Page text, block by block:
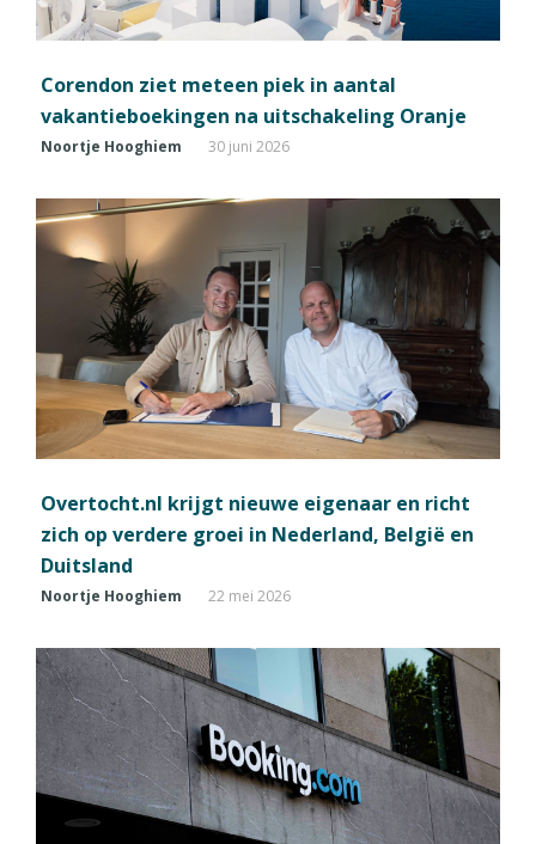
Corendon ziet meteen piek in aantal
vakantieboekingen na uitschakeling Oranje
Noortje Hooghiem 30 juni 2026
Overtocht.nl krijgt nieuwe eigenaar en richt
zich op verdere groei in Nederland, België en
Duitsland
Noortje Hooghiem 22 mei 2026